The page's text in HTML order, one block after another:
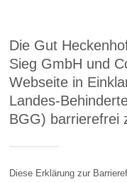
Die Gut
Sieg GmbH und
Webseite in
Landes-
BGG) barrierefrei
Diese Erklärung zur